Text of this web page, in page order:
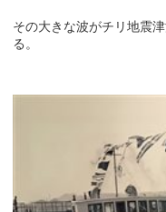
その大きな波がチリ地震
る。